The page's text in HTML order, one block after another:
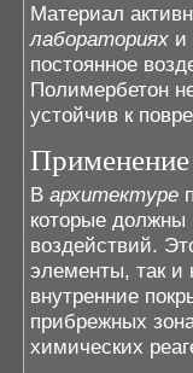
Материал
лабораториях и
постоянное
Полимербетон
устойчив к
Применение
В архитектуре
которые должны
воздействий.
элементы, так и
внутренние
прибрежных
химических